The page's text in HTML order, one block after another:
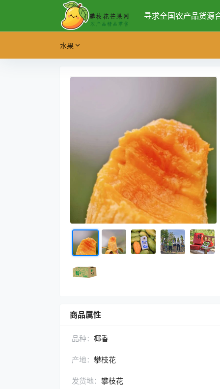
寻求全国农产品货源
水果
商品属性
品种： 椰香
产地： 攀枝花
发货地： 攀枝花